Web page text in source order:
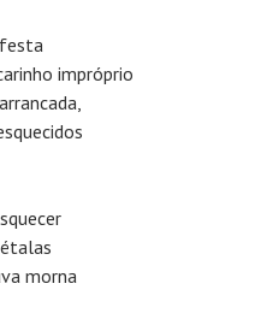
impróprio
morna